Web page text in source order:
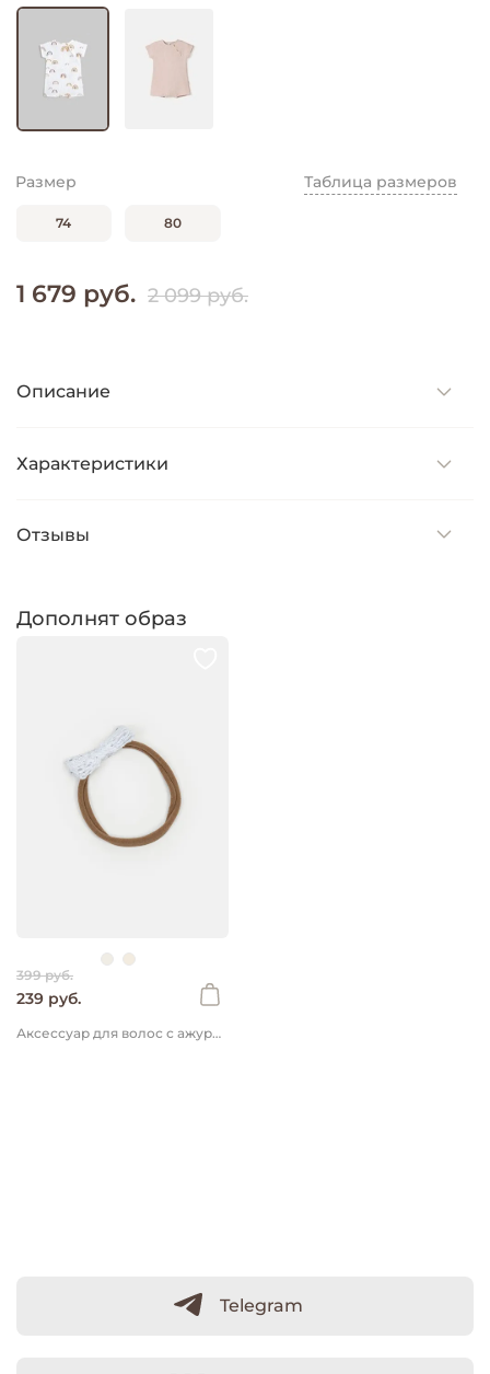
Таблица размеров
Размер
74 80
1 679 руб. 2 099 руб.
Описание
Характеристики
Отзывы
Дополнят образ
399 руб.
239 руб.
Аксессуар для волос с ажурным бантиком "Молоко" 0+
Telegram